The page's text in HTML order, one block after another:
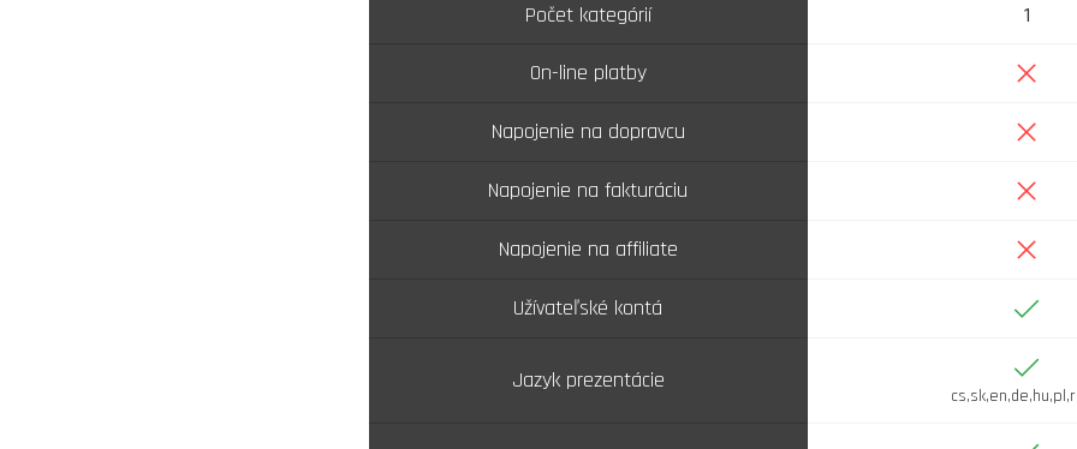
Počet kategórií 1
On-line platby Nie
Napojenie na dopravcu Nie
Napojenie na fakturáciu Nie
Napojenie na affiliate Nie
Užívateľské kontá Áno
Jazyk prezentácie
Áno